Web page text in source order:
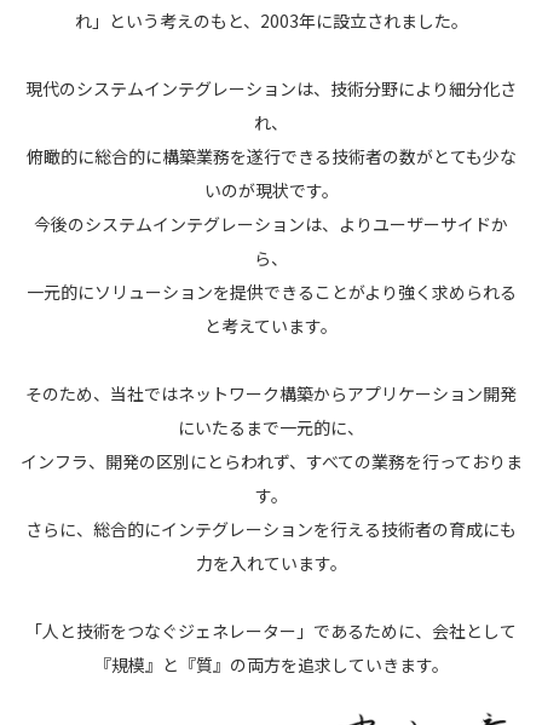
れ」という考えのもと、2003年に設立されました。
現代のシステムインテグレーションは、技術分野により細分化さ
れ、
俯瞰的に総合的に構築業務を遂行できる技術者の数がとても少な
いのが現状です。
今後のシステムインテグレーションは、よりユーザーサイドか
ら、
一元的にソリューションを提供できることがより強く求められる
と考えています。
そのため、当社ではネットワーク構築からアプリケーション開発
にいたるまで一元的に、
インフラ、開発の区別にとらわれず、すべての業務を行っておりま
す。
さらに、総合的にインテグレーションを行える技術者の育成にも
力を入れています。
「人と技術をつなぐジェネレーター」であるために、会社として
『規模』と『質』の両方を追求していきます。